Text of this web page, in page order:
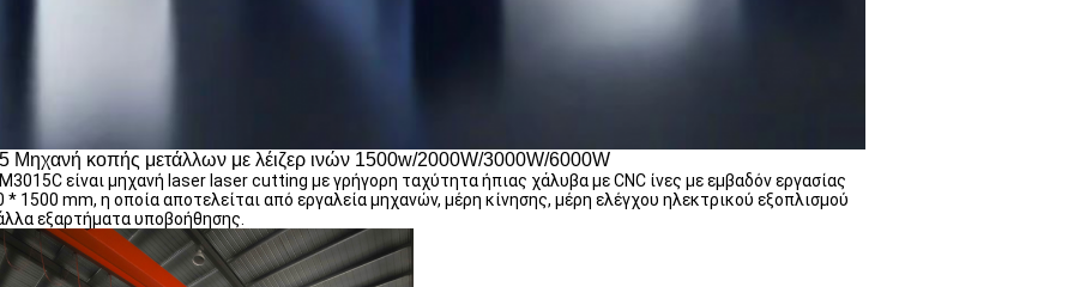
Μηχανή κοπής μετάλλων με λέιζερ ινών 1500w/2000W/3000W/6000W
είναι μηχανή laser laser cutting με γρήγορη ταχύτητα ήπιας χάλυβα με CNC ίνες με εμβαδόν εργασίας
* 1500 mm, η οποία αποτελείται από εργαλεία μηχανών, μέρη κίνησης, μέρη ελέγχου ηλεκτρικού εξοπλισμού
εξαρτήματα υποβοήθησης.